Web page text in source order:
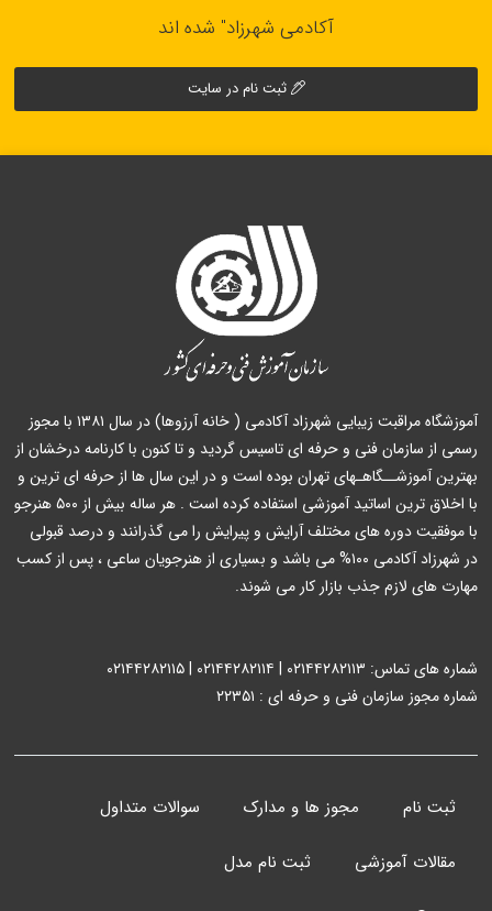
آکادمی شهرزاد" شده اند
ثبت نام در سایت
آموزشگاه مراقبت زیبایی شهرزاد آکادمی ( خانه آرزوها) در سال ۱۳۸۱ با مجوز
رسمی از سازمان فنی و حرفه ای تاسیس گردید و تا کنون با کارنامه درخشان از
بهترین آموزشــگاهـهای تهران بوده است و در این سال ها از حرفه ای ترین و
با اخلاق ترین اساتید آموزشی استفاده کرده است . هر ساله بیش از ۵۰۰ هنرجو
با موفقیت دوره های مختلف آرایش و پیرایش را می گذرانند و درصد قبولی
در شهرزاد آکادمی ۱۰۰% می باشد و بسیاری از هنرجویان ساعی ، پس از کسب
مهارت های لازم جذب بازار کار می شوند.
شماره های تماس: ۰۲۱۴۴۲۸۲۱۱۳ | ۰۲۱۴۴۲۸۲۱۱۴ | ۰۲۱۴۴۲۸۲۱۱۵
شماره مجوز سازمان فنی و حرفه ای : ۲۲۳۵۱
ثبت نام مجوز ها و مدارک سوالات متداول
مقالات آموزشی ثبت نام مدل